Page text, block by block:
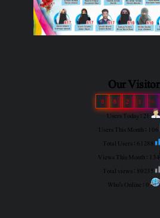
Our Visitor
6
1
2
8
8
Users Today : 21